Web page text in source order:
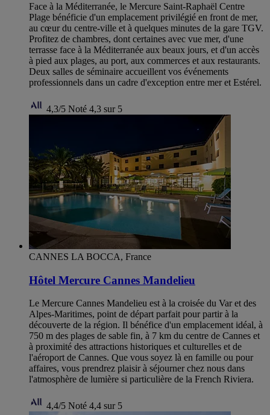
Face à la Méditerranée, le Mercure Saint-Raphaël Centre
Plage bénéficie d'un emplacement privilégié en front de mer,
au cœur du centre-ville et à quelques minutes de la gare TGV.
Profitez de chambres, dont certaines avec vue mer, d'une
terrasse face à la Méditerranée aux beaux jours, et d'un accès
à pied aux plages, au port, aux commerces et aux restaurants.
Deux salles de séminaire accueillent vos événements
professionnels dans un cadre d'exception entre mer et Estérel.
4,3/5 Noté 4,3 sur 5
CANNES LA BOCCA, France
Hôtel Mercure Cannes Mandelieu
Le Mercure Cannes Mandelieu est à la croisée du Var et des
Alpes-Maritimes, point de départ parfait pour partir à la
découverte de la région. Il bénéfice d'un emplacement idéal, à
750 m des plages de sable fin, à 7 km du centre de Cannes et
à proximité des attractions historiques et culturelles et de
l'aéroport de Cannes. Que vous soyez là en famille ou pour
affaires, vous prendrez plaisir à séjourner chez nous dans
l'atmosphère de lumière si particulière de la French Riviera.
4,4/5 Noté 4,4 sur 5